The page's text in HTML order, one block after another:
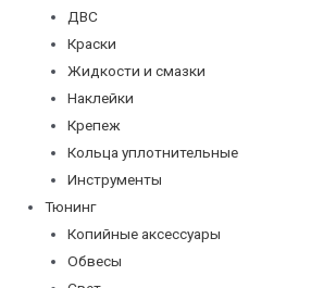
ДВС
Краски
Жидкости и смазки
Наклейки
Крепеж
Кольца уплотнительные
Инструменты
Тюнинг
Копийные аксессуары
Обвесы